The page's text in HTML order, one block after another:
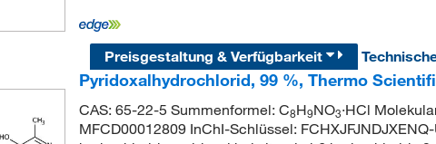
Preisgestaltung & Verfügbarkeit
Pyridoxalhydrochlorid, 99 %, Thermo
CAS: 65-22-5 Summenformel: C8H9NO3·HCl
MFCD00012809 InChI-Schlüssel: